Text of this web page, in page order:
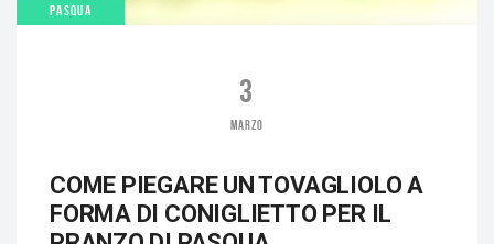
PASQUA
3
MARZO
COME PIEGARE UN TOVAGLIOLO A
FORMA DI CONIGLIETTO PER IL